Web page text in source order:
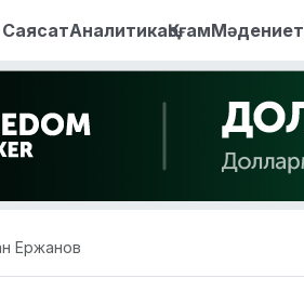
СаясатАналитикаҚоғамМәдениет
Ержанов